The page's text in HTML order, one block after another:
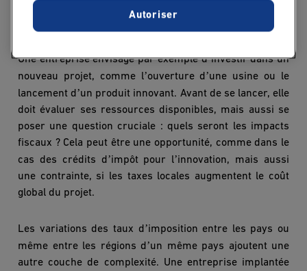
stratégiques et financi
, parfois de
Une entreprise envisage par exemple d’investir dans un
nouveau projet, comme l’ouverture d ’une usine ou le
lancement d ’un produit innovant. Avant de se lancer, elle
doit évaluer ses ressources disponibles, mais aussi se
poser une question cruciale : quels seront les impacts
fiscaux ? Cela peut être une opportunité, comme dans le
cas des crédits d ’impôt pour l’innovation, mais aussi
une contrainte, si les taxes locales augmentent le coût
global du projet.
Les variations des taux d ’imposition entre les pays ou
même entre les régions d ’un même pays ajoutent une
autre couche de complexité. Une entreprise implantée
Autoriser